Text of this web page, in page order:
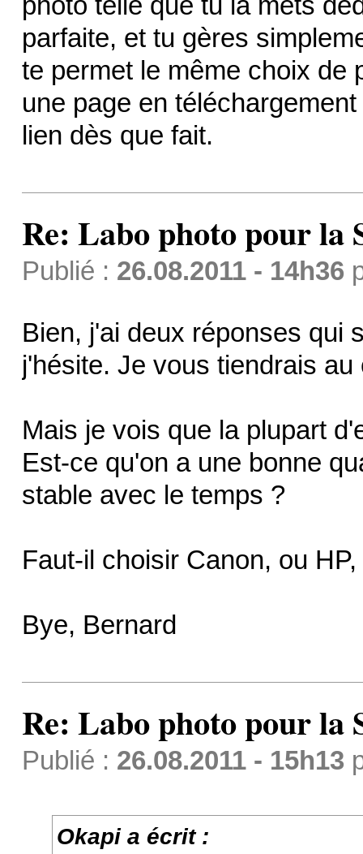
parfaite, et tu gères
te permet le même choix de
une page en
lien dès que fait.
Re: Labo photo pour la
Publié : 26.08.2011 - 14h36
Bien, j'ai deux réponses qui
j'hésite. Je vous tiendrais
Mais je vois que la plupart
Est-ce qu'on a une bonne
stable avec le temps ?
Faut-il choisir Canon, ou
Bye, Bernard
Re: Labo photo pour la
Publié : 26.08.2011 - 15h13
Okapi a écrit :